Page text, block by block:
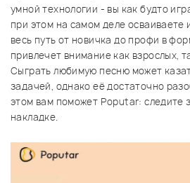
умной технологии - вы как будто
при этом на самом деле осваиваете
весь путь от новичка до профи в
привлечет внимание как взрослых,
Сыграть любимую песню может
задачей, однако её достаточно
этом вам поможет Poputar: следите
накладке.